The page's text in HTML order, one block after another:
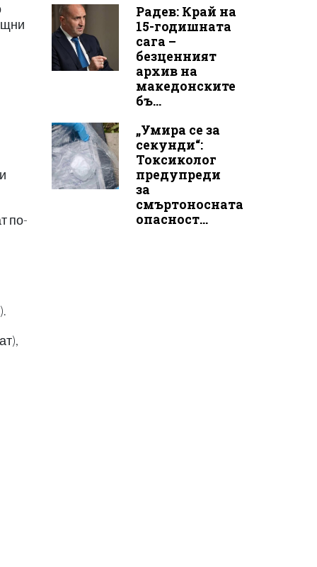
по-
Радев: Край на
15-годишната
сага –
безценният
архив на
македонските
бъ...
„Умира се за
секунди“:
Токсиколог
предупреди
за
смъртоносната
опасност...